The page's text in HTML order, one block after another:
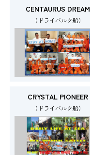
CENTAURUS DREAM
（ドライバルク船）
CRYSTAL PIONEER
（ドライバルク船）